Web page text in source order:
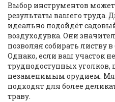
Выбор инструментов
результаты вашего труда.
идеально подойдёт
воздуходувка. Они
позволяя собирать листву
Однако, если ваш участок
труднодоступных уголков,
незаменимым орудием.
подходят для более
траву.